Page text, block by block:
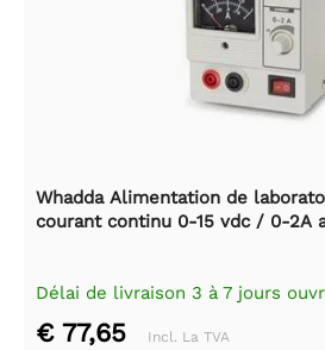
Whadda Alimentation de
courant continu 0-15 vdc / 0-2A
Délai de livraison 3 à 7 jours
€ 77,65 Incl. La TVA